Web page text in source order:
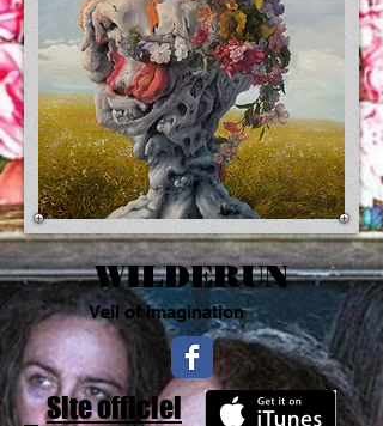
WILDERUN
Veil of imagination
Site officiel